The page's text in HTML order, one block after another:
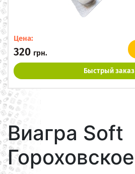
Цена:
320 грн.
Быстрый заказ
Виагра Soft
Гороховское